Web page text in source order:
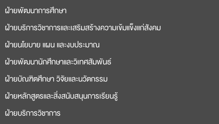
ฝ่ายพัฒนาการศึกษา
ฝ่ายบริการวิชาการและเสริมสร้างความเข้มแข็งแก่สังคม
ฝ่ายนโยบาย แผน และงบประมาณ
ฝ่ายพัฒนานักศึกษาและวิเทศสัมพันธ์
ฝ่ายบัณฑิตศึกษา วิจัยและนวัตกรรม
ฝ่ายหลักสูตรและสิ่งสนับสนุนการเรียนรู้
ฝ่ายบริการวิชาการ